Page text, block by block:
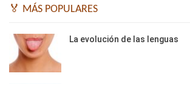
🏅 MÁS POPULARES
La evolución de las lenguas